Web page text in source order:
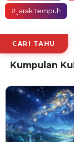
# jarak tempuh
CARI TAHU
Kumpulan